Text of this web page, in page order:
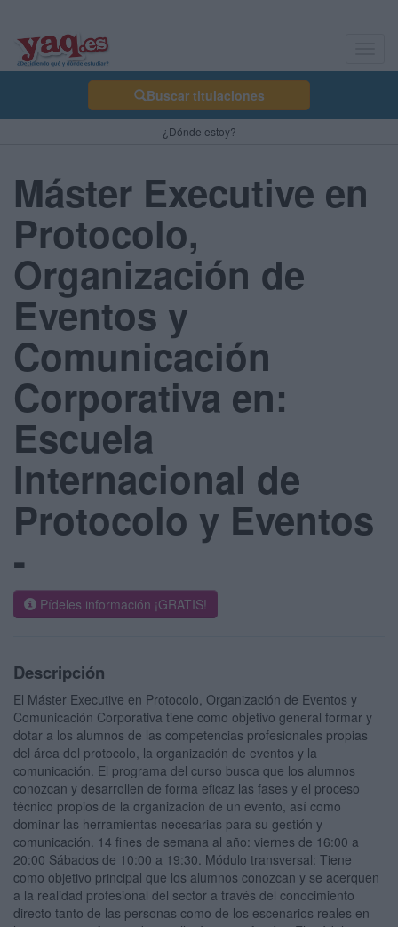
Buscar titulaciones
¿Dónde estoy?
Máster Executive en
Protocolo,
Organización de
Eventos y
Comunicación
Corporativa en:
Escuela
Internacional de
Protocolo y Eventos
-
Pídeles información ¡GRATIS!
Descripción
El Máster Executive en Protocolo, Organización de Eventos y
Comunicación Corporativa tiene como objetivo general formar y
dotar a los alumnos de las competencias profesionales propias
del área del protocolo, la organización de eventos y la
comunicación. El programa del curso busca que los alumnos
conozcan y desarrollen de forma eficaz las fases y el proceso
técnico propios de la organización de un evento, así como
dominar las herramientas necesarias para su gestión y
comunicación. 14 fines de semana al año: viernes de 16:00 a
20:00 Sábados de 10:00 a 19:30. Módulo transversal: Tiene
como objetivo principal que los alumnos conozcan y se acerquen
a la realidad profesional del sector a través del conocimiento
directo tanto de las personas como de los escenarios reales en